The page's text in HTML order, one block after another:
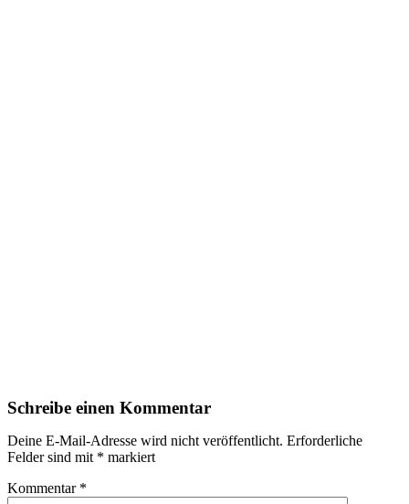
Schreibe einen Kommentar
Deine E-Mail-Adresse wird nicht veröffentlicht. Erforderliche
Felder sind mit * markiert
Kommentar *